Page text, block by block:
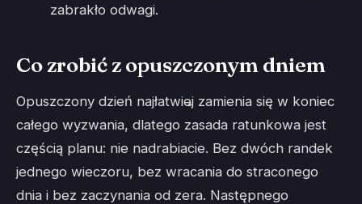
zabrakło odwagi.
Co zrobić z opuszczonym dniem
Opuszczony dzień najłatwiej zamienia się w koniec
całego wyzwania, dlatego zasada ratunkowa jest
częścią planu: nie nadrabiacie. Bez dwóch randek
jednego wieczoru, bez wracania do straconego
dnia i bez zaczynania od zera. Następnego